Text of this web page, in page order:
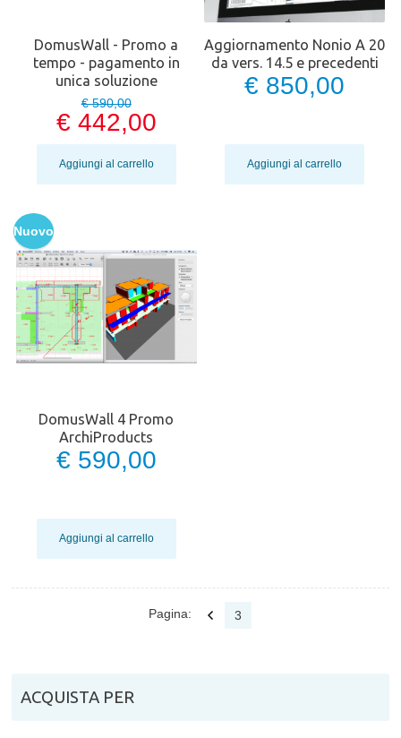
DomusWall - Promo a
tempo - pagamento in
unica soluzione
€ 590,00
€ 442,00
Aggiungi al carrello
Aggiornamento Nonio A 20
da vers. 14.5 e precedenti
€ 850,00
Aggiungi al carrello
Nuovo
DomusWall 4 Promo
ArchiProducts
€ 590,00
Aggiungi al carrello
Pagina: 3
ACQUISTA PER